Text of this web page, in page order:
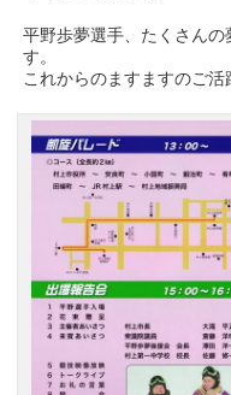
平野歩夢選手、たくさん
す。
これからのますますのご活